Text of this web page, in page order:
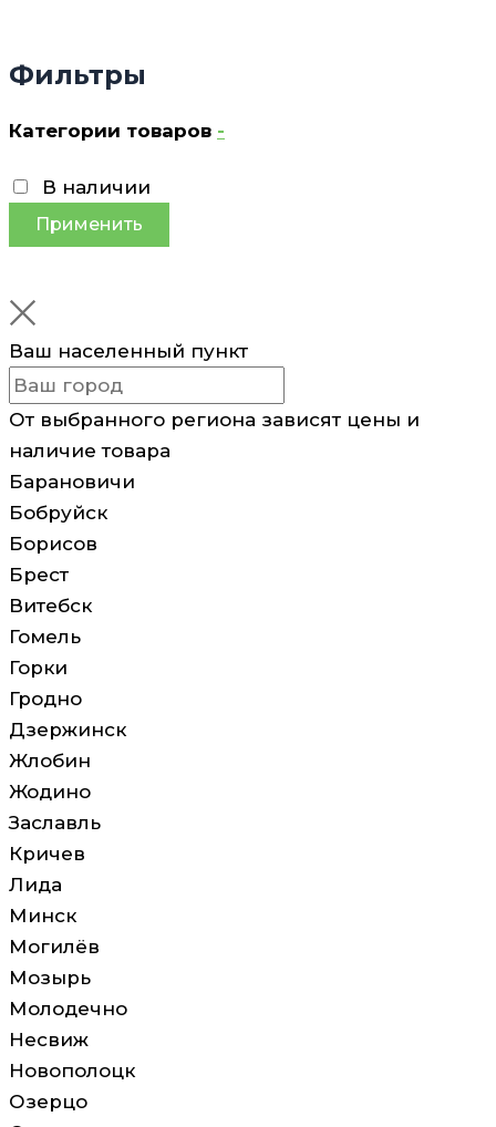
Фильтры
Категории товаров -
В наличии
Применить
Ваш населенный пункт
От выбранного региона зависят цены и
наличие товара
Барановичи
Бобруйск
Борисов
Брест
Витебск
Гомель
Горки
Гродно
Дзержинск
Жлобин
Жодино
Заславль
Кричев
Лида
Минск
Могилёв
Мозырь
Молодечно
Несвиж
Новополоцк
Озерцо